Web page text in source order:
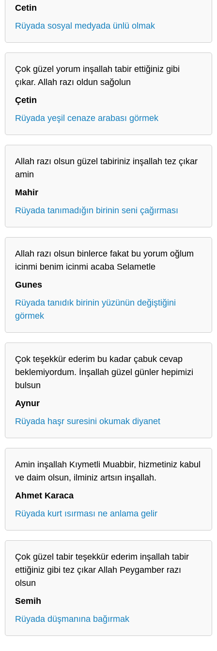
Cetin
Rüyada sosyal medyada ünlü olmak
Çok güzel yorum inşallah tabir ettiğiniz gibi
çıkar. Allah razı oldun sağolun
Çetin
Rüyada yeşil cenaze arabası görmek
Allah razı olsun güzel tabiriniz inşallah tez çıkar
amin
Mahir
Rüyada tanımadığın birinin seni çağırması
Allah razı olsun binlerce fakat bu yorum oğlum
icinmi benim icinmi acaba Selametle
Gunes
Rüyada tanıdık birinin yüzünün değiştiğini
görmek
Çok teşekkür ederim bu kadar çabuk cevap
beklemiyordum. İnşallah güzel günler hepimizi
bulsun
Aynur
Rüyada haşr suresini okumak diyanet
Amin inşallah Kıymetli Muabbir, hizmetiniz kabul
ve daim olsun, ilminiz artsın inşallah.
Ahmet Karaca
Rüyada kurt ısırması ne anlama gelir
Çok güzel tabir teşekkür ederim inşallah tabir
ettiğiniz gibi tez çıkar Allah Peygamber razı
olsun
Semih
Rüyada düşmanına bağırmak